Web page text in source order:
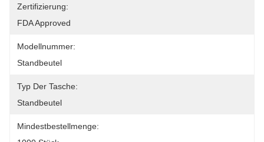
Zertifizierung:
FDA Approved
Modellnummer:
Standbeutel
Typ Der Tasche:
Standbeutel
Mindestbestellmenge: